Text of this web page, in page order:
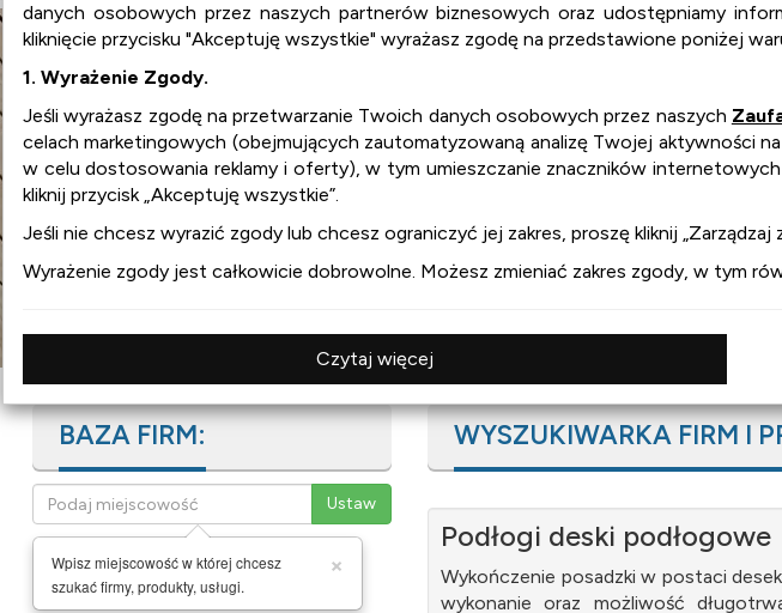
danych osobowych przez naszych partnerów biznesowych oraz udostępniamy
kliknięcie przycisku "Akceptuję wszystkie" wyrażasz zgodę na przedstawione poniżej
1. Wyrażenie Zgody.
Jeśli wyrażasz zgodę na przetwarzanie Twoich danych osobowych przez naszych
celach marketingowych (obejmujących zautomatyzowaną analizę Twojej aktywności
w celu dostosowania reklamy i oferty), w tym umieszczanie znaczników
kliknij przycisk „Akceptuję wszystkie”.
Jeśli nie chcesz wyrazić zgody lub chcesz ograniczyć jej zakres, proszę kliknij „Zarządzaj
Wyrażenie zgody jest całkowicie dobrowolne. Możesz zmieniać zakres zgody, w tym
Czytaj więcej
wnetrza.org
:aranżacja wnętrz
:projekty wnętrz
:design
:wyposażenie wnętrz
BAZA FIRM:
×
Wpisz miejscowość w której chcesz
szukać firmy, produkty, usługi.
WYSZUKIWARKA FIRM I
Podłogi deski podłogowe
Wykończenie posadzki w postaci
wykonanie oraz możliwość